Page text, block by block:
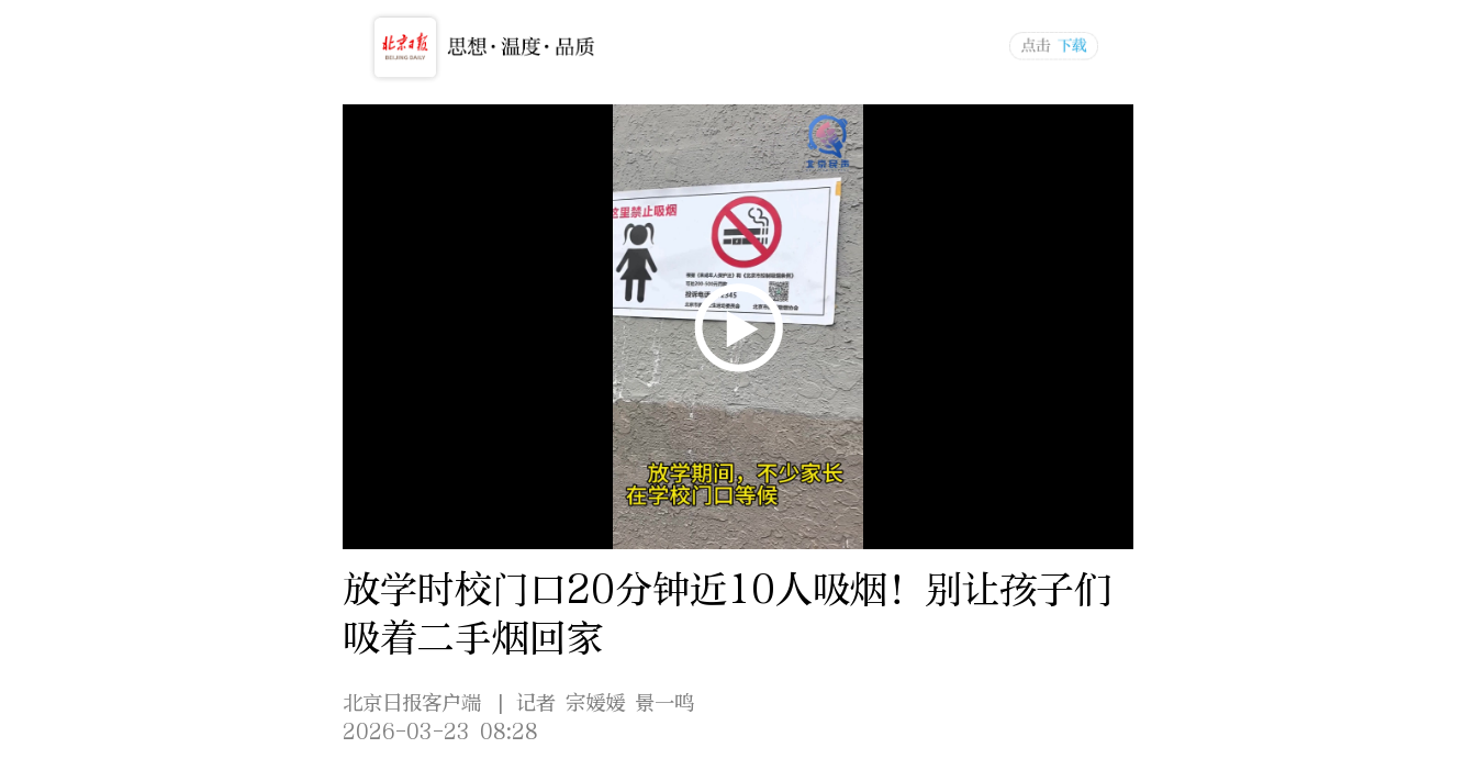
放学时校门口20分钟近10人吸烟！别让孩子们
吸着二手烟回家
北京日报客户端
| 记者 宗媛媛 景一鸣
2026-03-23 08:28